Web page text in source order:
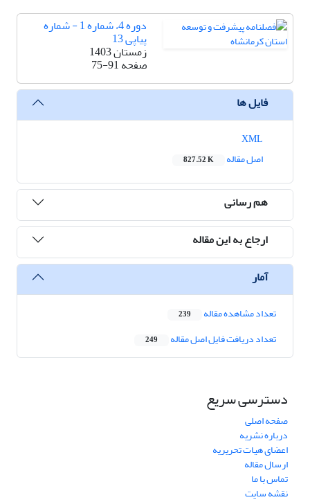
دوره 4، شماره 1 - شماره
پیاپی 13
زمستان 1403
صفحه75-91
فایل ها
اصل مقاله
827.52 K
هم رسانی
ارجاع به این مقاله
آمار
تعداد مشاهده مقاله 239
تعداد دریافت فایل اصل مقاله 249
دسترسی سریع
صفحه اصلی
درباره نشریه
اعضای هیات تحریریه
ارسال مقاله
تماس با ما
نقشه سایت